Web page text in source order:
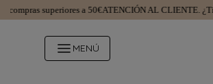
superiores a 50€ATENCIÓN AL CLIENTE.¿Tienes
MENÚ